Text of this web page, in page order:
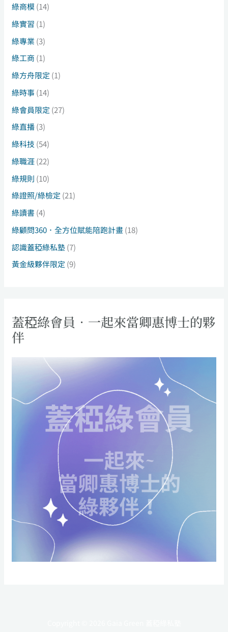
綠商模(14)
綠實習 (1)
綠專業 (3)
綠工商 (1)
綠方舟限定 (1)
綠時事(14)
綠會員限定 (27)
綠直播(3)
綠科技 (54)
綠職涯(22)
綠規則 (10)
綠證照/綠檢定 (21)
綠讀書(4)
綠顧問360．全方位賦能陪跑計畫(18)
認識蓋稏綠私塾(7)
黃金級夥伴限定 (9)
蓋稏綠會員．一起來當卿惠博士的夥
伴